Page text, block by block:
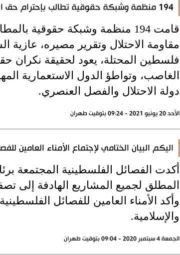
194 منظمة وشبكة حقوقية تطالب بإحترام حق الشعب الفلسطيني
قامت 194 منظمة وشبكة
مقاومة الاحتلال وتقرير مصيره،
فلسطين المحتلة، يعود لحقيقة نكران
الغاصب، وتواطؤ الدول الاستعمارية
دولة الاحتلال والفصل العنصري.
الأحد 20 يونيو 2021 - 09:24 بتوقيت طهران
اليكم البيان الختامي لإجتماع الأمناء العامين
أكدت الفصائل الفلسطينية المجتمعة
المطلق لجميع المشاريع الهادفة إلى
وأكد الأمناء العامين للفصائل
والإسلامية.
الجمعة 4 سبتمبر 2020 - 09:04 بتوقيت طهران